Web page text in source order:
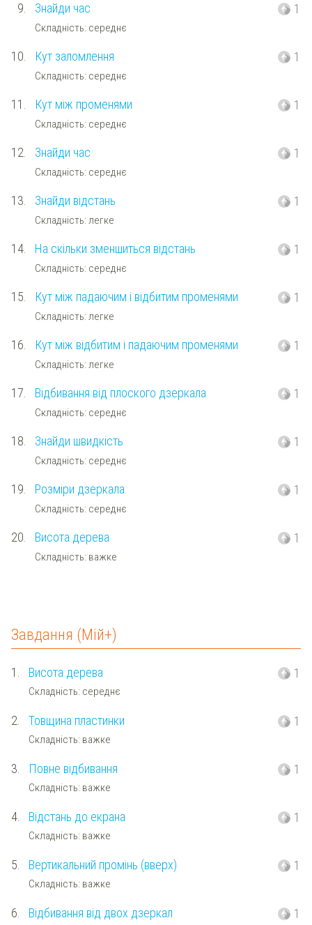
9. Знайди час
Складність: середнє
1
10. Кут заломлення
Складність: середнє
1
11. Кут між променями
Складність: середнє
1
12. Знайди час
Складність: середнє
1
13. Знайди відстань
Складність: легке
1
14. На скільки зменшиться відстань
Складність: середнє
1
15. Кут між падаючим і відбитим променями
Складність: легке
1
16. Кут між відбитим і падаючим променями
Складність: легке
1
17. Відбивання від плоского дзеркала
Складність: середнє
1
18. Знайди швидкість
Складність: середнє
1
19. Розміри дзеркала
Складність: середнє
1
20. Висота дерева
Складність: важке
1
Завдання (Мій+)
1. Висота дерева
Складність: середнє
1
2. Товщина пластинки
Складність: важке
1
3. Повне відбивання
Складність: важке
1
4. Відстань до екрана
Складність: важке
1
5. Вертикальний промінь (вверх)
Складність: важке
1
6. Відбивання від двох дзеркал 1